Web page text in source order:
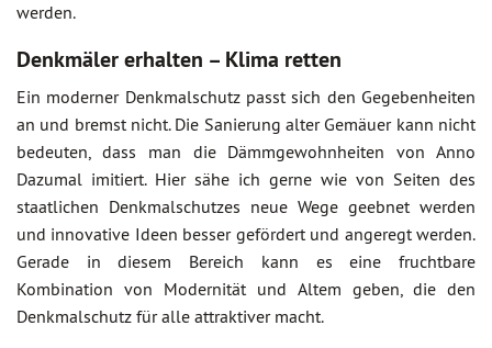
werden.
Denkmäler erhalten – Klima retten
Ein moderner Denkmalschutz passt sich den Gegebenheiten
an und bremst nicht. Die Sanierung alter Gemäuer kann nicht
bedeuten, dass man die Dämmgewohnheiten von Anno
Dazumal imitiert. Hier sähe ich gerne wie von Seiten des
staatlichen Denkmalschutzes neue Wege geebnet werden
und innovative Ideen besser gefördert und angeregt werden.
Gerade in diesem Bereich kann es eine fruchtbare
Kombination von Modernität und Altem geben, die den
Denkmalschutz für alle attraktiver macht.